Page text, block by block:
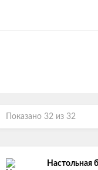
Показано 32 из 32
Настольная